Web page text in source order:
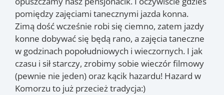
pomiędzy zajęciami tanecznymi jazda konna.
Zimą dość wcześnie robi się ciemno, zatem jazdy
konne dobywać się będą rano, a zajęcia taneczne
w godzinach popołudniowych i wieczornych. I jak
czasu i sił starczy, zrobimy sobie wieczór filmowy
(pewnie nie jeden) oraz kącik hazardu! Hazard w
Komorzu to już przecież tradycja:)